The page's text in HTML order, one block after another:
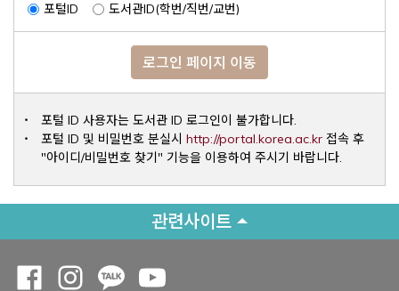
포털ID 도서관ID(학번/직번/교번)
로그인 페이지 이동
포털 ID 사용자는 도서관 ID 로그인이 불가합니다.
포털 ID 및 비밀번호 분실시 http://portal.korea.ac.krOpens a
접속 후
"아이디/비밀번호 찾기" 기능을 이용하여 주시기 바랍니다.
관련사이트
Opens a new window
Opens a new window
Opens a new window